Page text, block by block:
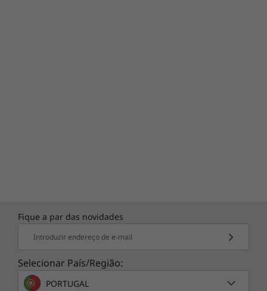
Fique a par das novidades
Introduzir endereço de e-mail
Selecionar País/Região:
PORTUGAL